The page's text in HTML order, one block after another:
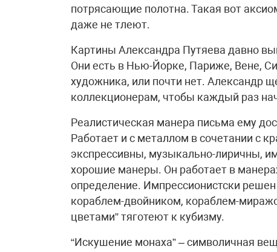
потрясающие полотна. Такая вот
даже не тлеют.
Картины Александра Путяева давно
Они есть в Нью-Йорке, Париже, Вене,
художника, или почти нет. Александр
коллекционерам, чтобы каждый раз
Реалистическая манера письма ему
Работает и с металлом в сочетании с
экспрессивны, музыкально-лиричны,
хорошие манеры. Он работает в
определение. Импрессионистски решен
кораблем-двойником, кораблем-
цветами” тяготеют к кубизму.
“Искушение монаха” – символичная